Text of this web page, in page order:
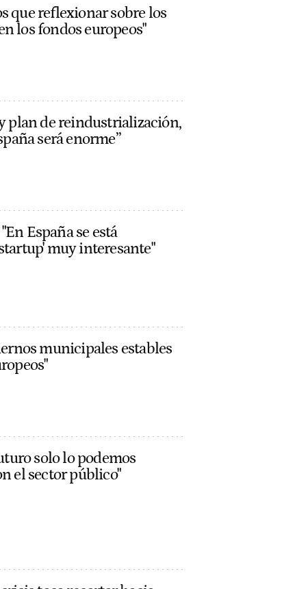
que reflexionar sobre los
los fondos europeos"
plan de reindustrialización,
será enorme”
España se está
muy interesante"
municipales estables
solo lo podemos
el sector público"